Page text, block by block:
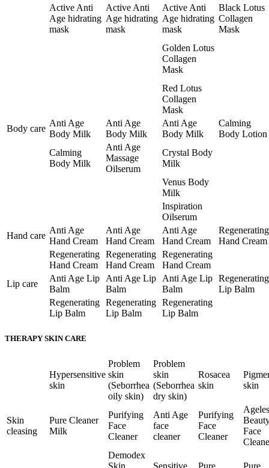
Active Anti
Age hidrating
mask
Active Anti
Age hidrating
mask
Active Anti
Age hidrating
mask
Black Lotus
Collagen
Mask
Golden Lotus
Collagen
Mask
Red Lotus
Collagen
Mask
Body care
Anti Age
Body Milk
Anti Age
Body Milk
Anti Age
Body Milk
Calming
Body Lotion
Calming
Body Milk
Anti Age
Massage
Oilserum
Crystal Body
Milk
Venus Body
Milk
Inspiration
Oilserum
Hand care
Anti Age
Hand Cream
Anti Age
Hand Cream
Anti Age
Hand Cream
Regenerating
Hand Cream
Regenerating
Hand Cream
Regenerating
Hand Cream
Regenerating
Hand Cream
Lip care
Anti Age Lip
Balm
Anti Age Lip
Balm
Anti Age Lip
Balm
Regenerating
Lip Balm
Regenerating
Lip Balm
Regenerating
Lip Balm
Regenerating
Lip Balm
THERAPY SKIN CARE
Hypersensitive
skin
Problem
skin
(Seborrhea
oily skin)
Problem
skin
(Seborrhea
dry skin)
Rosacea
skin
skin
Skin
cleasing
Pure Cleaner
Milk
Purifying
Face
Cleaner
Anti Age
face
cleaner
Purifying
Face
Cleaner
Face
Demodex